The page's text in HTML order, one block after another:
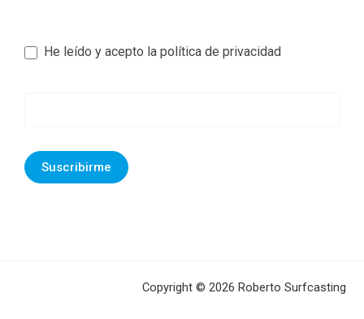
Newsletter
He leído y acepto la política de privacidad
Suscribirme
Copyright © 2026 Roberto Surfcasting